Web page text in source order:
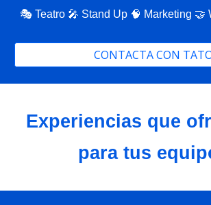
🎭 Teatro 🎤 Stand Up 🧠 Marketing 🤝
CONTACTA CON
Experiencias que
para tus